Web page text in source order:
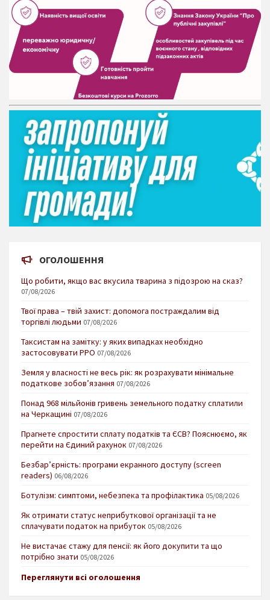
ОГОЛОШЕННЯ
Що робити, якщо вас вкусила тварина з підозрою на сказ?
07/08/2026
Твої права – твій захист: допомога постраждалим від
торгівлі людьми 07/08/2026
Таксистам на замітку: у яких випадках необхідно
застосовувати РРО 07/08/2026
Земля у власності не весь рік: як розрахувати мінімальне
податкове зобов’язання 07/08/2026
Понад 968 мільйонів гривень земельного податку сплатили
на Черкащині 07/08/2026
Прагнете спростити сплату податків та ЄСВ? Пояснюємо, як
перейти на Єдиний рахунок 07/08/2026
Безбар’єрність: програми екранного доступу (screen
readers) 06/08/2026
Ботулізм: симптоми, небезпека та профілактика 05/08/2026
Як отримати статус неприбуткової організації та не
сплачувати податок на прибуток 05/08/2026
Не вистачає стажу для пенсії: як його докупити та що
потрібно знати 05/08/2026
Переглянути всі оголошення